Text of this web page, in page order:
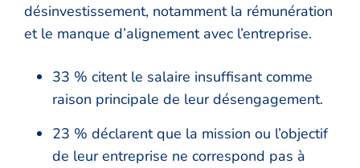
désinvestissement, notamment la rémunération
et le manque d’alignement avec l’entreprise.
33 % citent le salaire insuffisant comme
raison principale de leur désengagement.
23 % déclarent que la mission ou l’objectif
de leur entreprise ne correspond pas à